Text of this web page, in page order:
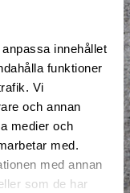
innehållet
funktioner
Vi
och annan
medier och
med.
med annan
som de har